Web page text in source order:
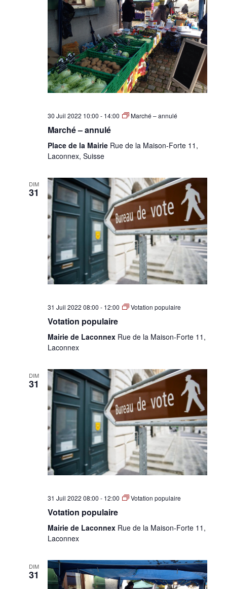
30 Juil 2022 10:00 - 14:00 Marché – annulé
Marché – annulé
Place de la Mairie Rue de la Maison-Forte 11,
Laconnex, Suisse
DIM
31
31 Juil 2022 08:00 - 12:00 Votation populaire
Votation populaire
Mairie de Laconnex Rue de la Maison-Forte 11,
Laconnex
DIM
31
31 Juil 2022 08:00 - 12:00 Votation populaire
Votation populaire
Mairie de Laconnex Rue de la Maison-Forte 11,
Laconnex
DIM
31